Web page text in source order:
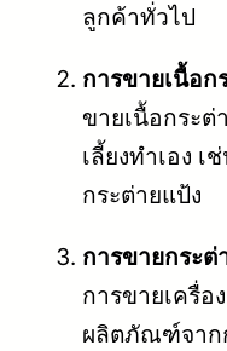
ลูกค้าทั่วไป
การขายเนื้อก
ขายเนื้อกระ
เลี้ยงทำเอง เ
กระต่ายแป้ง
การขายกระ
การขายเครื่อ
ผลิตภัณฑ์จาก